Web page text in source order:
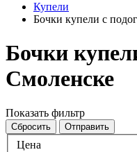
Купели
Бочки купели с
Бочки
Смоленске
Показать фильтр
Сбросить Отправить
Цена